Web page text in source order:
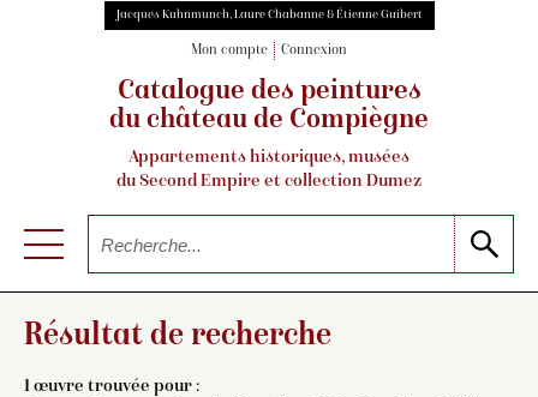
Jacques Kuhnmunch, Laure Chabanne & Étienne Guibert
Mon compte Connexion
Catalogue des peintures
du château de Compiègne
Appartements historiques, musées
du Second Empire et collection Dumez
Résultat de recherche
1 œuvre trouvée pour :